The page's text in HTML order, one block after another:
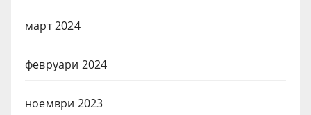
март 2024
февруари 2024
ноември 2023